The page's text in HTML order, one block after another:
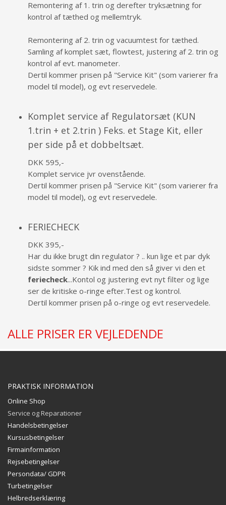
Remontering af 1. trin og derefter tryksætning for
kontrol af tæthed og mellemtryk.
Remontering af 2. trin og vacuumtest for tæthed.
Samling af komplet sæt, flowtest, justering af 2. trin og
kontrol af evt. manometer.
Dertil kommer prisen på "Service Kit" (som varierer fra
model til model), og evt reservedele.
Komplet service af Regulatorsæt (KUN
1.trin + et 2.trin ) Feks. et Stage Kit, eller
per side på et dobbeltsæt.
DKK 595,-
Komplet service jvr ovenstående.
Dertil kommer prisen på "Service Kit" (som varierer fra
model til model), og evt reservedele.
FERIECHECK
DKK 395,-
Har du ikke brugt din regulator ? .. kun lige et par dyk
sidste sommer ? Kik ind med den så giver vi den et
feriecheck...Kontol og justering evt nyt filter og lige
ser de kritiske o-ringe efter.Test og kontrol.
Dertil kommer prisen på o-ringe og evt reservedele.
ALLE PRISER ER VEJLEDENDE
PRAKTISK INFORMATION
Online Shop
Service og Reparationer
Handelsbetingelser
Kursusbetingelser
Firmainformation
Rejsebetingelser
Persondata/ GDPR
Turbetingelser
Helbredserklæring